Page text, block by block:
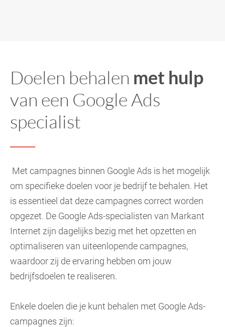
Doelen behalen met hulp
van een Google Ads
specialist
Met campagnes binnen Google Ads is het mogelijk
om specifieke doelen voor je bedrijf te behalen. Het
is essentieel dat deze campagnes correct worden
opgezet. De Google Ads-specialisten van Markant
Internet zijn dagelijks bezig met het opzetten en
optimaliseren van uiteenlopende campagnes,
waardoor zij de ervaring hebben om jouw
bedrijfsdoelen te realiseren.
Enkele doelen die je kunt behalen met Google Ads-
campagnes zijn: